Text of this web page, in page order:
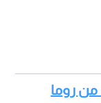
من روما